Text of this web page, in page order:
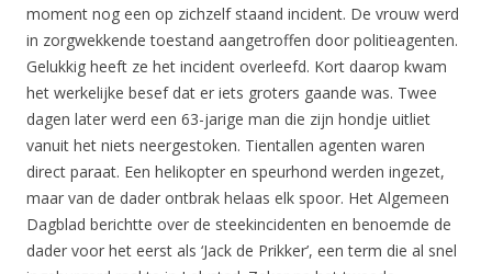
moment nog een op zichzelf staand incident. De vrouw werd
in zorgwekkende toestand aangetroffen door politieagenten.
Gelukkig heeft ze het incident overleefd. Kort daarop kwam
het werkelijke besef dat er iets groters gaande was. Twee
dagen later werd een 63-jarige man die zijn hondje uitliet
vanuit het niets neergestoken. Tientallen agenten waren
direct paraat. Een helikopter en speurhond werden ingezet,
maar van de dader ontbrak helaas elk spoor. Het Algemeen
Dagblad berichtte over de steekincidenten en benoemde de
dader voor het eerst als ‘Jack de Prikker’, een term die al snel